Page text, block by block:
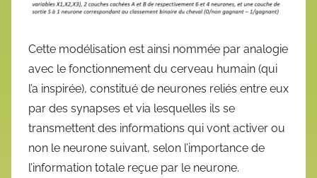
Cette modélisation est ainsi nommée par analogie
avec le fonctionnement du cerveau humain (qui
l’a inspirée), constitué de neurones reliés entre eux
par des synapses et via lesquelles ils se
transmettent des informations qui vont activer ou
non le neurone suivant, selon l’importance de
l’information totale reçue par le neurone.